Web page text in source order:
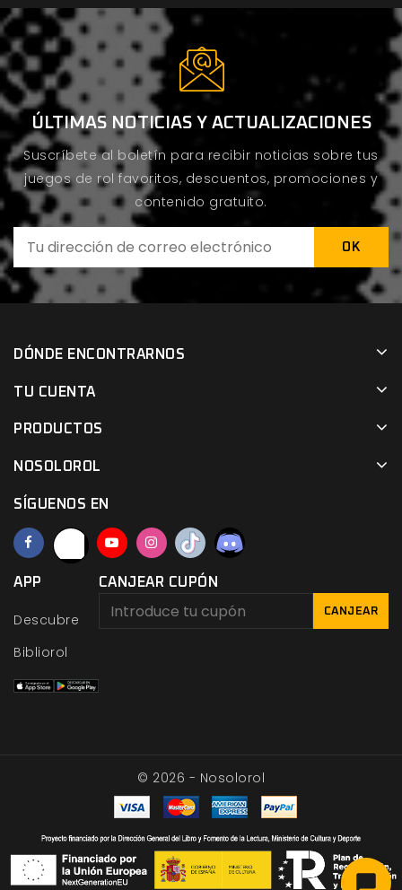
ÚLTIMAS NOTICIAS Y ACTUALIZACIONES
Suscríbete al boletín para recibir noticias sobre tus
juegos de rol favoritos, descuentos, promociones y
contenido gratuito.
DÓNDE ENCONTRARNOS
TU CUENTA
PRODUCTOS
NOSOLOROL
SÍGUENOS EN
APP
Descubre
Bibliorol
CANJEAR CUPÓN
CANJEAR
© 2026 - Nosolorol